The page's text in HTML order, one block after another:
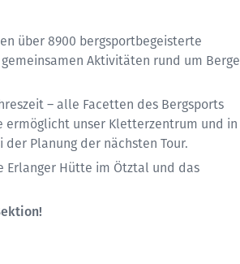
über 8900 bergsportbegeisterte
Aktivitäten rund um Berge
– alle Facetten des Bergsports
ermöglicht unser Kletterzentrum und in
Planung der nächsten Tour.
Erlanger Hütte im Ötztal und das